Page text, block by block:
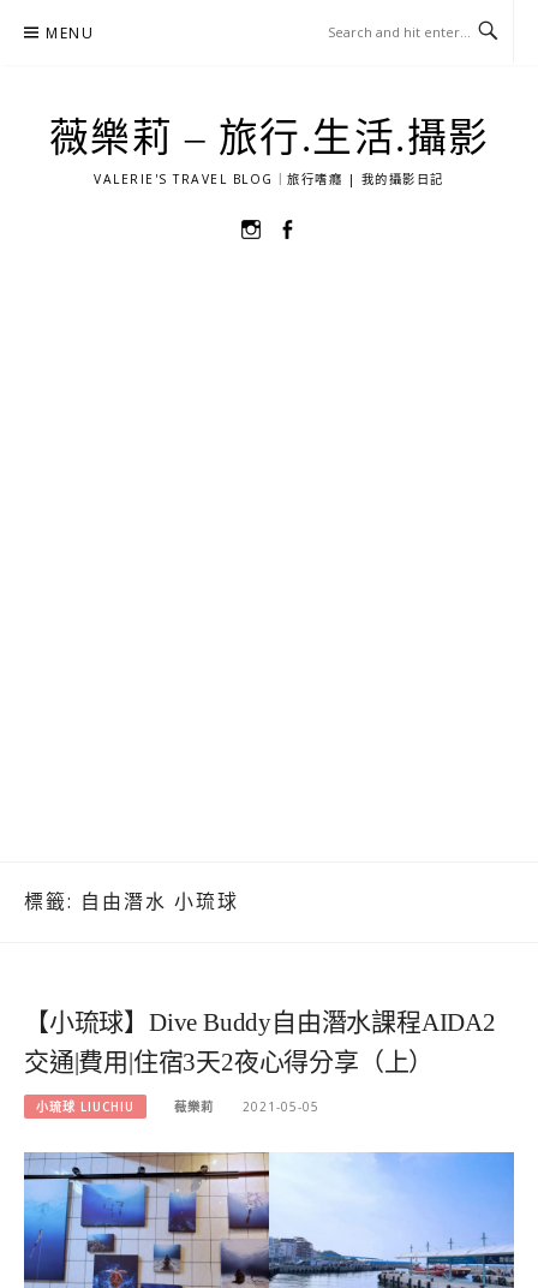
MENU
薇樂莉 – 旅行.生活.攝影
VALERIE'S TRAVEL BLOG｜旅行嗜癮 | 我的攝影日記
選
標籤: 自由潛水 小琉球
【小琉球】Dive Buddy自由潛水課程AIDA2
交通|費用|住宿3天2夜心得分享（上）
小琉球 LIUCHIU 薇樂莉 2021-05-05